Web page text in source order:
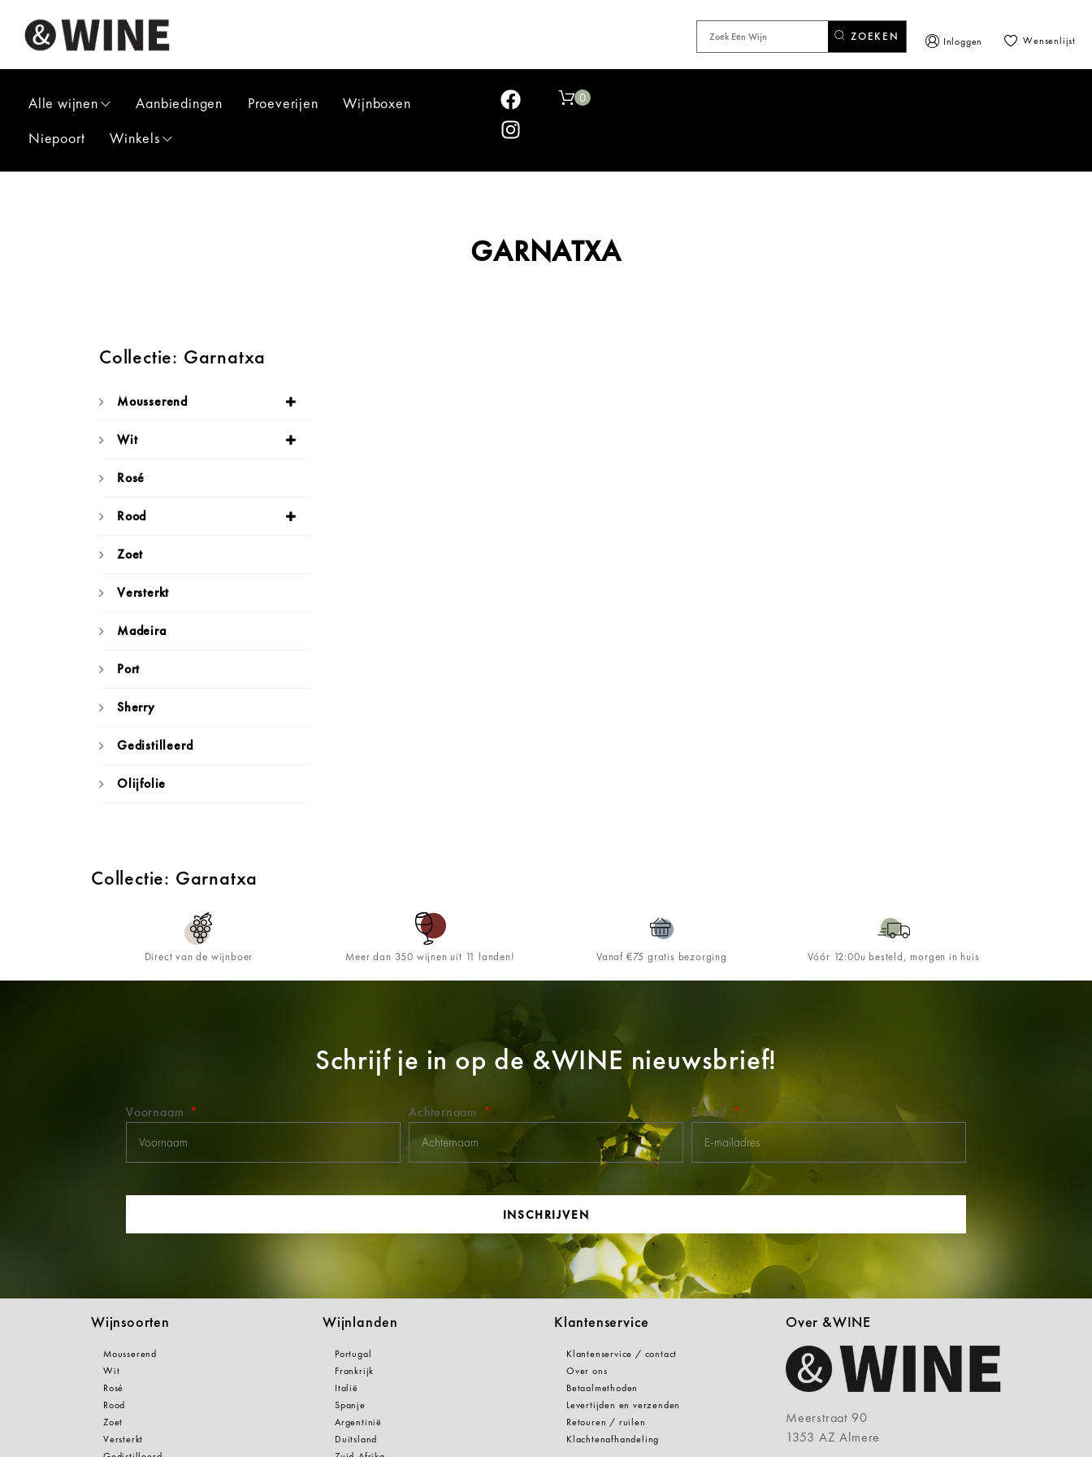
ZOEKEN Inloggen Wensenlijst
Alle wijnen Aanbiedingen Proeverijen
Wijnboxen
Niepoort
Winkels
0
GARNATXA
Collectie: Garnatxa
Mousserend
Wit
Rosé
Rood
Zoet
Versterkt
Madeira
Port
Sherry
Gedistilleerd
Olijfolie
Collectie: Garnatxa
Direct van de wijnboer Meer dan 350 wijnen uit 11 landen! Vanaf €75 gratis bezorging Vóór 12:00u besteld, morgen in huis
Schrijf je in op de &WINE nieuwsbrief!
Voornaam Achternaam E-mail
INSCHRIJVEN
Wijnsoorten
Mousserend
Wit
Rosé
Rood
Zoet
Versterkt
Wijnlanden
Portugal
Frankrijk
Italië
Spanje
Argentinië
Duitsland
Klantenservice
Klantenservice / contact
Over ons
Betaalmethoden
Levertijden en verzenden
Retouren / ruilen
Klachtenafhandeling
Over &WINE
Meerstraat 90
1353 AZ Almere